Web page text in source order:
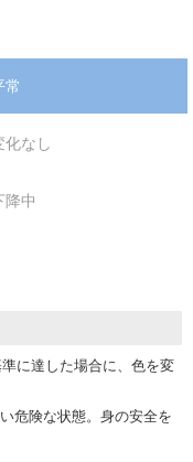
常
化なし
降中
に達した場合に、色を変
危険な状態。身の安全を